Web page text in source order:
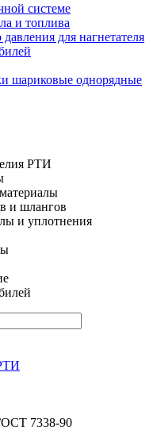
системе
и топлива
для нагнетателя
шариковые однорядные
РТИ
и шлангов
и уплотнения
7338-90